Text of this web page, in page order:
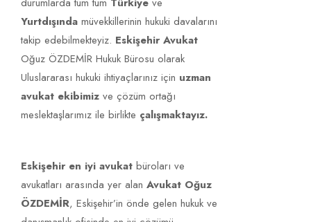
Yurtdışında müvekkillerinin hukuki davalarını
takip edebilmekteyiz. Eskişehir Avukat
Oğuz ÖZDEMİR Hukuk Bürosu olarak
Uluslararası hukuki ihtiyaçlarınız için uzman
avukat ekibimiz ve çözüm ortağı
meslektaşlarımız ile birlikte çalışmaktayız.
Eskişehir en iyi avukat büroları ve
avukatları arasında yer alan Avukat Oğuz
ÖZDEMİR, Eskişehir’in önde gelen hukuk ve